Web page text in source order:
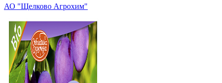
АО "Щелково Агрохим"